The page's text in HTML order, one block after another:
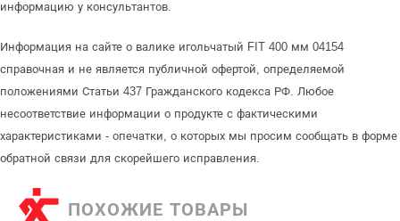
информацию у консультантов.
Информация на сайте о валике игольчатый FIT 400 мм 04154
справочная и не является публичной офертой, определяемой
положениями Статьи 437 Гражданского кодекса РФ. Любое
несоответствие информации о продукте с фактическими
характеристиками - опечатки, о которых мы просим сообщать в форме
обратной связи для скорейшего исправления.
ПОХОЖИЕ ТОВАРЫ